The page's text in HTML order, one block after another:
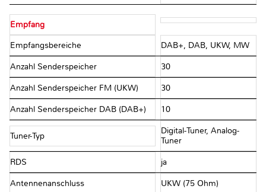
Empfang
Empfangsbereiche DAB+, DAB, UKW, MW
Anzahl Senderspeicher 30
Anzahl Senderspeicher FM (UKW) 30
Anzahl Senderspeicher DAB (DAB+) 10
Tuner-Typ
Digital-Tuner, Analog-
Tuner
RDS ja
Antennenanschluss UKW (75 Ohm)